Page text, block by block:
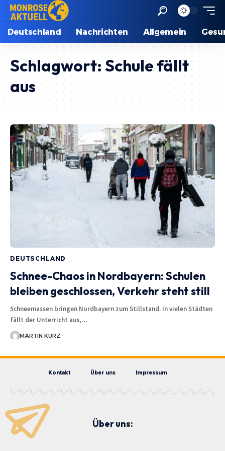
Deutschland Nachrichten Allgemein
Schlagwort:Schule fällt
aus
DEUTSCHLAND
Schnee-Chaos in Nordbayern: Schulen
bleiben geschlossen, Verkehr steht still
Schneemassen bringen Nordbayern zum Stillstand. In vielen Städten
fällt der Unterricht aus,…
MARTIN KURZ
Kontakt Über uns Impressum
Über uns: